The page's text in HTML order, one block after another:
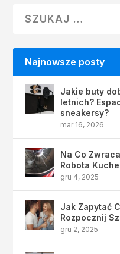
Najnowsze posty
Jakie buty
letnich?
sneakersy?
mar 16, 2026
Na Co
Robota
gru 4, 2025
Jak Zapytać
Rozpocznij
gru 2, 2025